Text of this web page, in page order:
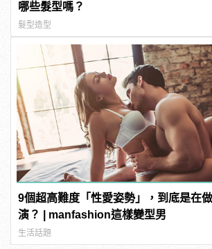
哪些髮型嗎？
髮型造型
9個超高難度「性愛姿勢」，到底是在
演？ | manfashion這樣變型男
生活話題